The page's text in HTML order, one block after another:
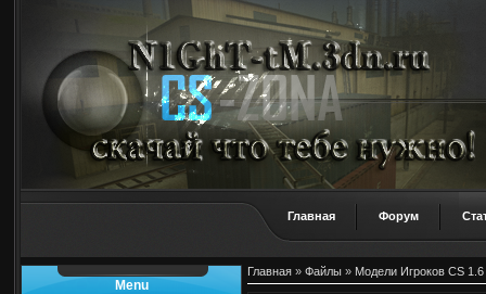
Главная Форум
Menu
Главная » Файлы » Модели Игроков CS 1.6